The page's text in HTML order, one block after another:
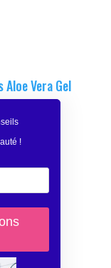
Vera Gel
!